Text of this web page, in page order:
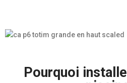
Pourquoi